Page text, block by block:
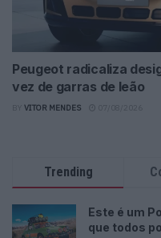
Peugeot radicaliza
vez de garras de leão
VITOR MENDES
Trending
Este é um
que todos